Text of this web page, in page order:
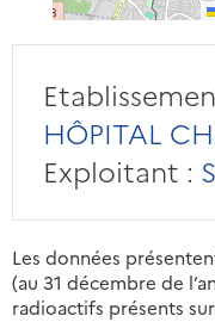
HÔPITAL
Exploitant :
Les données
(au 31 décembre de
radioactifs présents